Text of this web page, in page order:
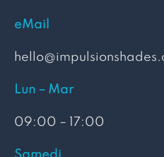
eMail
Lun – Mar
09:00 – 17:00